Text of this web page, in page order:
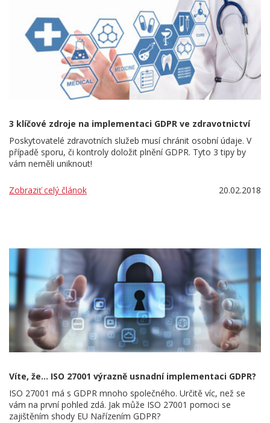
3 klíčové zdroje na implementaci GDPR ve zdravotnictví
Poskytovatelé zdravotních služeb musí chránit osobní údaje. V
případě sporu, či kontroly doložit plnění GDPR. Tyto 3 tipy by
vám neměli uniknout!
Zobraziť celý článok 20.02.2018
Víte, že... ISO 27001 výrazně usnadní implementaci GDPR?
ISO 27001 má s GDPR mnoho společného. Určitě víc, než se
vám na první pohled zdá. Jak může ISO 27001 pomoci se
zajištěním shody EU Nařízením GDPR?